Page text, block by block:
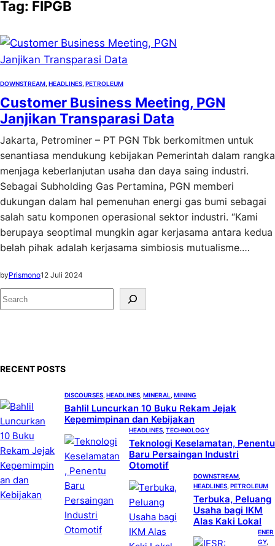
Tag: FIPGB
DOWNSTREAM HEADLINES PETROLEUM
Customer Business Meeting, PGN
Janjikan Transparasi Data
Jakarta, Petrominer – PT PGN Tbk berkomitmen untuk
senantiasa mendukung kebijakan Pemerintah dalam rangka
menjaga keberlanjutan usaha dan daya saing industri.
Sebagai Subholding Gas Pertamina, PGN memberi
dukungan dalam hal pemenuhan energi gas bumi sebagai
salah satu komponen operasional sektor industri. “Kami
berupaya seoptimal mungkin agar kerjasama antara kedua
belah pihak adalah kerjasama simbiosis mutualisme.…
byPrismono12 Juli 2024
S
e
RECENT POSTS
DISCOURSES HEADLINES MINERAL MINING
Bahlil Luncurkan 10 Buku Rekam Jejak
Kepemimpinan dan Kebijakan
HEADLINES TECHNOLOGY
Teknologi Keselamatan, Penentu
Baru Persaingan Industri
Otomotif
DOWNSTREAM
HEADLINES PETROLEUM
Terbuka, Peluang
Usaha bagi IKM
Alas Kaki Lokal
ENER
GY